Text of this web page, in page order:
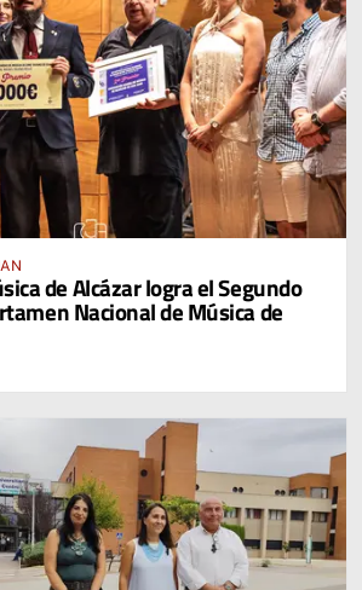
de Alcázar logra el Segundo
Nacional de Música de